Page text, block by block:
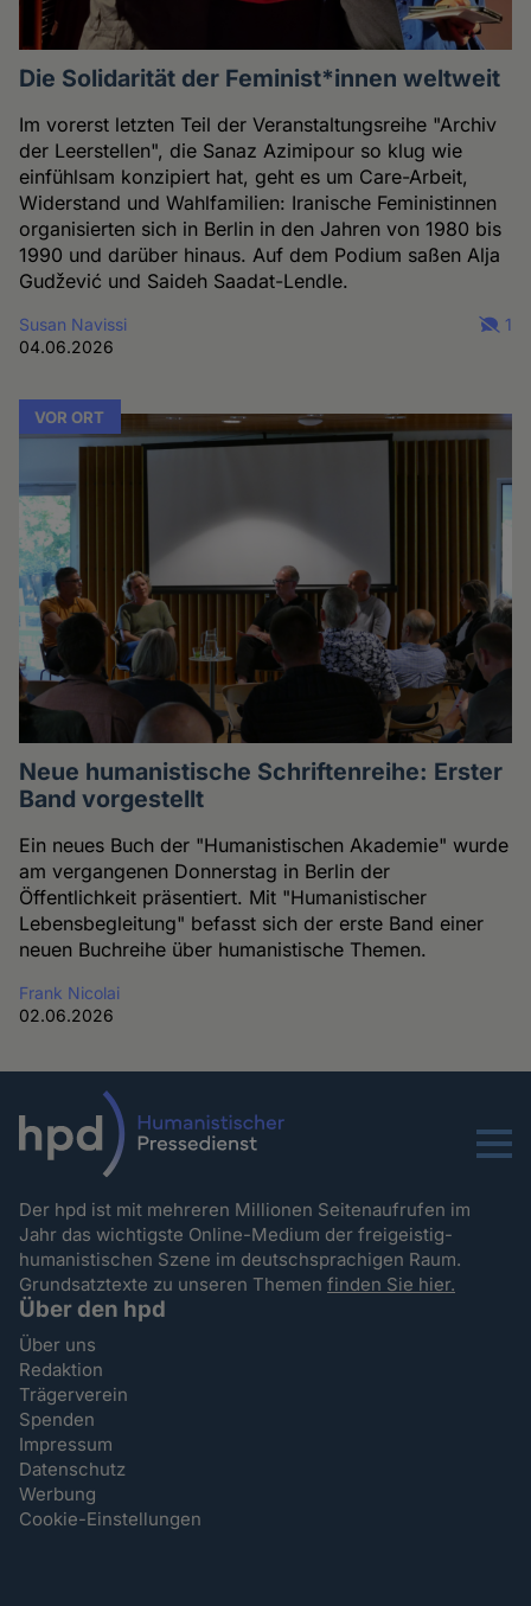
Die Solidarität der Feminist*innen weltweit
Im vorerst letzten Teil der Veranstaltungsreihe "Archiv
der Leerstellen", die Sanaz Azimipour so klug wie
einfühlsam konzipiert hat, geht es um Care-Arbeit,
Widerstand und Wahlfamilien: Iranische Feministinnen
organisierten sich in Berlin in den Jahren von 1980 bis
1990 und darüber hinaus. Auf dem Podium saßen Alja
Gudžević und Saideh Saadat-Lendle.
Susan Navissi
04.06.2026
1
VOR ORT
Neue humanistische Schriftenreihe: Erster
Band vorgestellt
Ein neues Buch der "Humanistischen Akademie" wurde
am vergangenen Donnerstag in Berlin der
Öffentlichkeit präsentiert. Mit "Humanistischer
Lebensbegleitung" befasst sich der erste Band einer
neuen Buchreihe über humanistische Themen.
Frank Nicolai
02.06.2026
Menu
Der hpd ist mit mehreren Millionen Seitenaufrufen im
Jahr das wichtigste Online-Medium der freigeistig-
humanistischen Szene im deutschsprachigen Raum.
Grundsatztexte zu unseren Themenfinden Sie hier.
Über den hpd
Über uns
Redaktion
Trägerverein
Spenden
Impressum
Datenschutz
Werbung
Cookie-Einstellungen